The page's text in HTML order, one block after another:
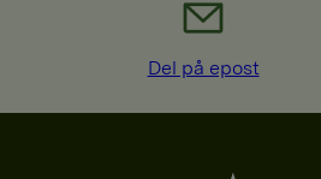
Del på epost